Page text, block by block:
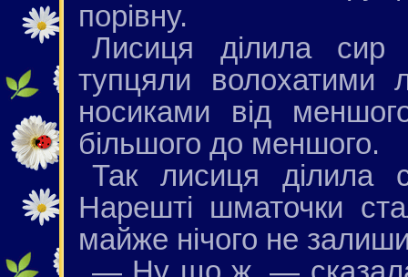
порівну.
Лисиця ділила сир
тупцяли волохатими
носиками від
більшого до меншого.
Так лисиця ділила
Нарешті шматочки
майже нічого не